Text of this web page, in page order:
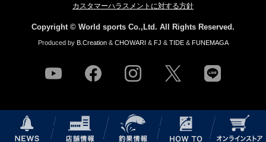
カスタマーハラスメントに対する方針
Copyright © World sports Co.,Ltd. All Rights Reserved.
Produced by B.Creation& CHOWARI & FJ & TIDE& FUNEMAGA
youtube facebook instagram line
NEWS 店舗情報 釣果情報 HOW TO